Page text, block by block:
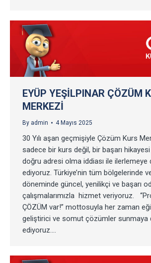
EYÜP YEŞILPINAR ÇÖZÜM
MERKEZI
By admin 4 Mayıs 2025
30 Yılı aşan geçmişiyle Çözüm Kurs
sadece bir kurs değil, bir başarı
doğru adresi olma iddiası ile ilerlemeye
ediyoruz. Türkiye’nin tüm bölgelerinde
döneminde güncel, yenilikçi ve başarı
çalışmalarımızla hizmet veriyoruz.
ÇÖZÜM var!” mottosuyla her zaman
geliştirici ve somut çözümler sunmaya
ediyoruz.…